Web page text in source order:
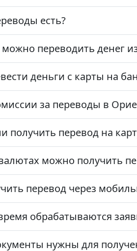
есть?
переводить денег
деньги с карты на
за переводы в
получить перевод на
можно получить
перевод через
обрабатываются
нужны для